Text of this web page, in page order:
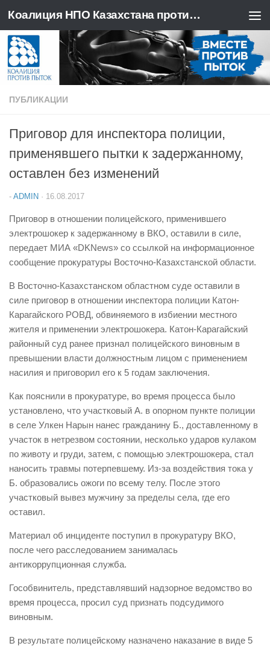
Перейти к содержимому Коалиция НПО Казахстана против пыток
ПУБЛИКАЦИИ
Приговор для инспектора полиции,
применявшего пытки к задержанному,
оставлен без изменений
- ADMIN · 16.08.2017
Приговор в отношении полицейского, применившего
электрошокер к задержанному в ВКО, оставили в силе,
передает МИА «DKNews» со ссылкой на информационное
сообщение прокуратуры Восточно-Казахстанской области.
В Восточно-Казахстанском областном суде оставили в
силе приговор в отношении инспектора полиции Катон-
Карагайского РОВД, обвиняемого в избиении местного
жителя и применении электрошокера. Катон-Карагайский
районный суд ранее признал полицейского виновным в
превышении власти должностным лицом с применением
насилия и приговорил его к 5 годам заключения.
Как пояснили в прокуратуре, во время процесса было
установлено, что участковый А. в опорном пункте полиции
в селе Улкен Нарын нанес гражданину Б., доставленному в
участок в нетрезвом состоянии, несколько ударов кулаком
по животу и груди, затем, с помощью электрошокера, стал
наносить травмы потерпевшему. Из-за воздействия тока у
Б. образовались ожоги по всему телу. После этого
участковый вывез мужчину за пределы села, где его
оставил.
Материал об инциденте поступил в прокуратуру ВКО,
после чего расследованием занималась
антикоррупционная служба.
Гособвинитель, представлявший надзорное ведомство во
время процесса, просил суд признать подсудимого
виновным.
В результате полицейскому назначено наказание в виде 5